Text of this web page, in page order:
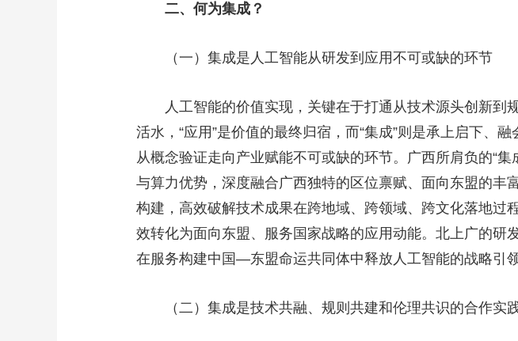
二、何为集成？
（一）集成是人工智能从研发到应用不可或缺的环节
人工智能的价值实现，关键在于打通从技术源头创新到
活水，“应用”是价值的最终归宿，而“集成”则是承上启下、
从概念验证走向产业赋能不可或缺的环节。广西所肩负的“
与算力优势，深度融合广西独特的区位禀赋、面向东盟的
构建，高效破解技术成果在跨地域、跨领域、跨文化落地
效转化为面向东盟、服务国家战略的应用动能。北上广的
在服务构建中国—东盟命运共同体中释放人工智能的战略引领
（二）集成是技术共融、规则共建和伦理共识的合作实